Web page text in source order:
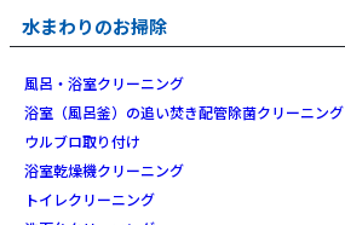
水まわりのお掃除
風呂・浴室クリーニング
浴室（風呂釜）の追い焚き配管除菌クリーニング
ウルブロ取り付け
浴室乾燥機クリーニング
トイレクリーニング